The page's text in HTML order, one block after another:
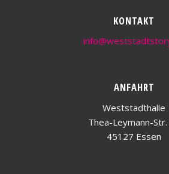
KONTAKT
ANFAHRT
Weststadthalle
Thea-Leymann-Str.
45127 Essen